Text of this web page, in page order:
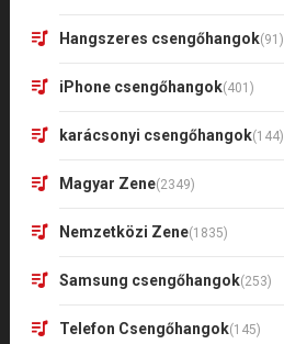
Hangszeres csengőhangok(91)
iPhone csengőhangok(401)
karácsonyi csengőhangok(144)
Magyar Zene(2349)
Nemzetközi Zene(1835)
Samsung csengőhangok(253)
Telefon Csengőhangok(145)